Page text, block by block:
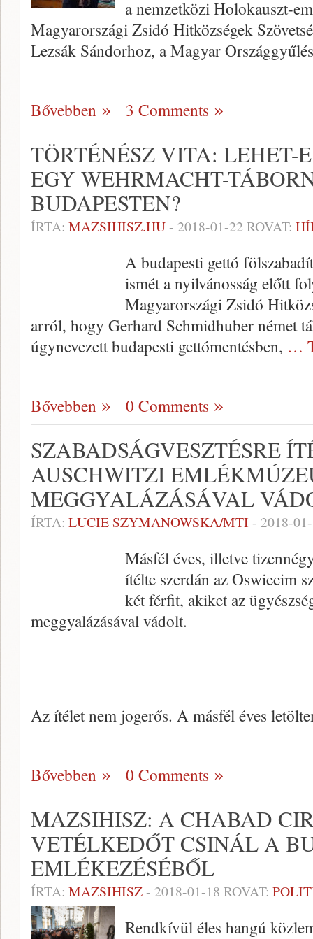
a nemzetközi Holokauszt-
Magyarországi Zsidó Hitközségek
Lezsák Sándorhoz, a Magyar
Bővebben 3 Comments
TÖRTÉNÉSZ VITA: LEHET-
EGY WEHRMACHT-
BUDAPESTEN?
ÍRTA: MAZSIHISZ.HU- 2018-01-22 ROVAT:
A budapesti gettó
ismét a nyilvánosság előtt
Magyarországi Zsidó
arról, hogy Gerhard Schmidhuber német
úgynevezett budapesti gettómentésben, …
Bővebben 0 Comments
SZABADSÁGVESZTÉSRE
AUSCHWITZI
MEGGYALÁZÁSÁVAL
ÍRTA: LUCIE SZYMANOWSKA/MTI - 2018-
Másfél éves, illetve
ítélte szerdán az Oswiecim
két férfit, akiket az
meggyalázásával vádolt.
Az ítélet nem jogerős. A másfél éves
Bővebben 0 Comments
MAZSIHISZ: A CHABAD
VETÉLKEDŐT CSINÁL A
EMLÉKEZÉSÉBŐL
ÍRTA: MAZSIHISZ- 2018-01-18 ROVAT:
Rendkívül éles hangú